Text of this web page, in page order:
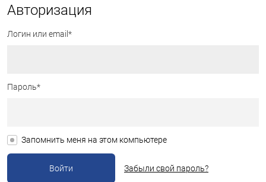
Авторизация
Логин или email*
Пароль*
Запомнить меня на этом компьютере
Забыли свой пароль?